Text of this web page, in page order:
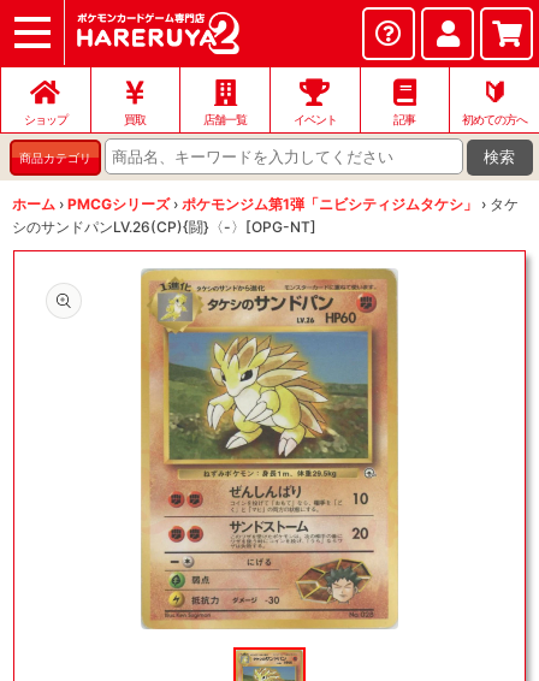
ショップ
店頭買取
ネット買取
店舗一覧
イベント
お問い合わせ
ショップ 買取 店舗一覧 イベント 記事
🔰
初めての方へ
商品カテゴリ 検索
ホーム › PMCGシリーズ › ポケモンジム第1弾「ニビシティジムタケシ」 › タケ
シのサンドパンLV.26(CP){闘}〈-〉[OPG-NT]